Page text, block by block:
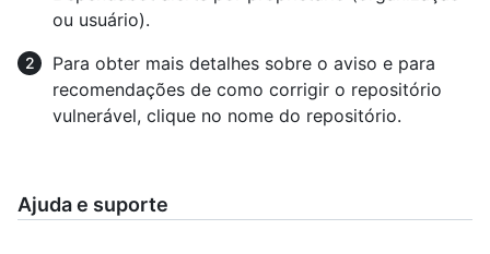
ou usuário).
Para obter mais detalhes sobre o aviso e para
recomendações de como corrigir o repositório
vulnerável, clique no nome do repositório.
Ajuda e suporte